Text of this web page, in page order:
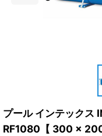
プール インテックス
RF1080【 300 ×